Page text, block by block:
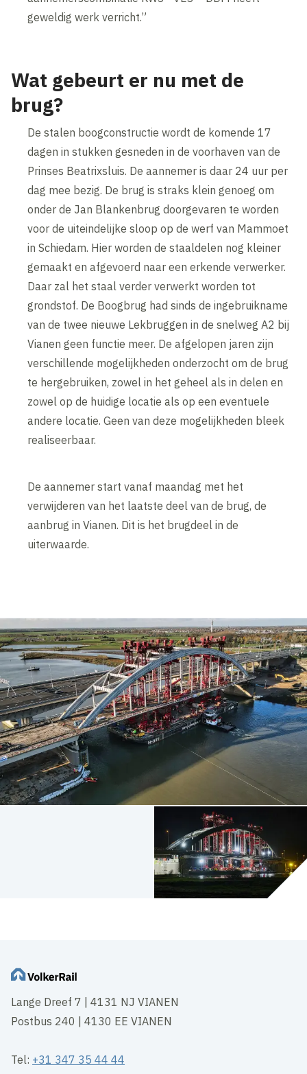
geweldig werk verricht.”
Wat gebeurt er nu met de
brug?
De stalen boogconstructie wordt de komende 17
dagen in stukken gesneden in de voorhaven van de
Prinses Beatrixsluis. De aannemer is daar 24 uur per
dag mee bezig. De brug is straks klein genoeg om
onder de Jan Blankenbrug doorgevaren te worden
voor de uiteindelijke sloop op de werf van Mammoet
in Schiedam. Hier worden de staaldelen nog kleiner
gemaakt en afgevoerd naar een erkende verwerker.
Daar zal het staal verder verwerkt worden tot
grondstof. De Boogbrug had sinds de ingebruikname
van de twee nieuwe Lekbruggen in de snelweg A2 bij
Vianen geen functie meer. De afgelopen jaren zijn
verschillende mogelijkheden onderzocht om de brug
te hergebruiken, zowel in het geheel als in delen en
zowel op de huidige locatie als op een eventuele
andere locatie. Geen van deze mogelijkheden bleek
realiseerbaar.
De aannemer start vanaf maandag met het
verwijderen van het laatste deel van de brug, de
aanbrug in Vianen. Dit is het brugdeel in de
uiterwaarde.
Lange Dreef 7 | 4131 NJ VIANEN
Postbus 240 | 4130 EE VIANEN
Tel: +31 347 35 44 44